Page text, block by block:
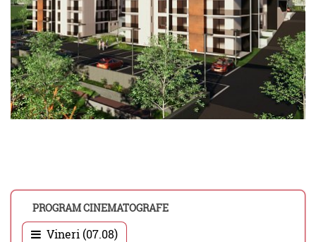
PROGRAM CINEMATOGRAFE
Vineri (07.08)